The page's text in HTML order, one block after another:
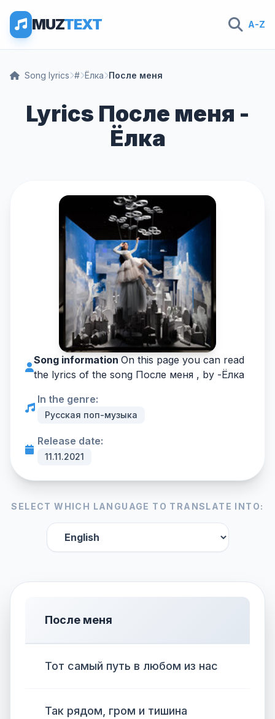
MUZTEXT A-Z
Song lyrics # Ёлка После меня
Lyrics После меня -
Ёлка
Song information On this page you can read
the lyrics of the song После меня , by -Ёлка
In the genre:
Русская поп-музыка
Release date:
11.11.2021
SELECT WHICH LANGUAGE TO TRANSLATE INTO:
После меня
Тот самый путь в любом из нас
Так рядом, гром и тишина